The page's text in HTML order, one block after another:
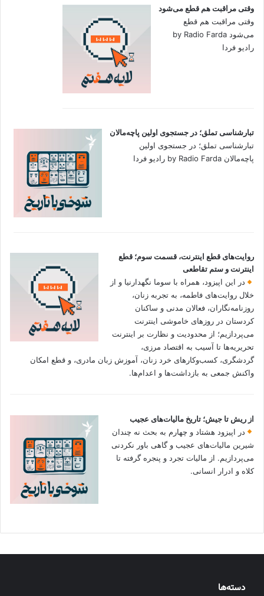
وقتی مراقبت هم قطع می‌شود
وقتی مراقبت هم قطع
می‌شود by Radio Farda
رادیو فردا
تبارشناسی تملق؛ در جستجوی اولین‌ پاچه‌مالان
تبارشناسی تملق؛ در جستجوی اولین‌
پاچه‌مالان by Radio Farda رادیو فردا
روایت‌های قطع اینترنت، قسمت سوم؛ قطع
اینترنت و ستم تقاطعی
در این اپیزود، همراه با سوما نگهدارنیا و از
خلال روایت‌های فاطمه، به تجربه زنان،
روزنامه‌نگاران، فعالان مدنی و ساکنان
کردستان در روزهای خاموشی اینترنت
می‌پردازیم؛ از محدودیت و نظارت بر اینترنت
تحریریه‌ها تا آسیب به اقتصاد مرزی،
گردشگری، کسب‌وکارهای خرد زنان، آموزش زبان مادری، و قطع امکان
واکنش جمعی به بازداشت‌ها و اعدام‌ها.
از ریش تا جیش؛ تاریخ مالیات‌های عجیب
در اپیزود هشتاد و چهارم به بحث نه چندان
شیرین مالیات‌های عجیب و گاهی باور نکردنی‌
می‌پردازیم. از مالیات تجرد و پنجره گرفته تا
کلاه و ادرار انسانی.
دسته‌ها